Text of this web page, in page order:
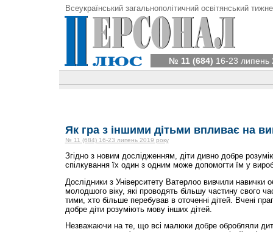
Всеукраїнський загальнополітичний освітянський
№ 11 (684) 16-23 липень
Як гра з іншими дітьми впливає на
№ 11 (684) 16-23 липень 2019 року
Згідно з новим дослідженням, діти дивно добре
спілкування їх один з одним може допомогти їм у
Дослідники з Університету Ватерлоо вивчили навички
молодшого віку, які проводять більшу частину свого
тими, хто більше перебував в оточенні дітей. Вчені
добре діти розуміють мову інших дітей.
Незважаючи на те, що всі малюки добре обробляли